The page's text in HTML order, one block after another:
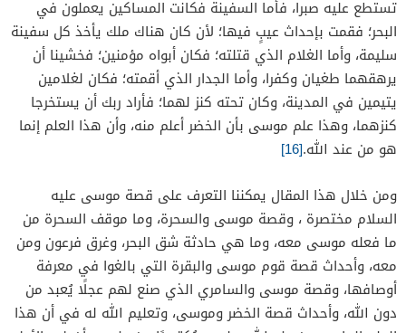
تستطع عليه صبرا، فأما السفينة فكانت المساكين يعملون في
البحر؛ فقمت بإحداث عيبٍ فيها؛ لأن كان هناك ملك يأخذ كل سفينة
سليمة، وأما الغلام الذي قتلته؛ فكان أبواه مؤمنين؛ فخشينا أن
يرهقهما طغيان وكفرا، وأما الجدار الذي أقمته؛ فكان لغلامين
يتيمين في المدينة، وكان تحته كنز لهما؛ فأراد ربك أن يستخرجا
كنزهما، وهذا علم موسى بأن الخضر أعلم منه، وأن هذا العلم إنما
هو من عند الله.[16]
ومن خلال هذا المقال يمكننا التعرف على قصة موسى عليه
السلام مختصرة ، وقصة موسى والسحرة، وما موقف السحرة من
ما فعله موسى معه، وما هي حادثة شق البحر، وغرق فرعون ومن
معه، وأحداث قصة قوم موسى والبقرة التي بالغوا في معرفة
أوصافها، وقصة موسى والسامري الذي صنع لهم عجلًا يُعبد من
دون الله، وأحداث قصة الخضر وموسى، وتعليم الله له في أن هذا